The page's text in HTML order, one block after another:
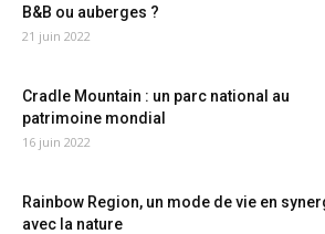
B&B ou auberges ?
21 juin 2022
Cradle Mountain : un parc national au
patrimoine mondial
16 juin 2022
Rainbow Region, un mode de vie en
avec la nature